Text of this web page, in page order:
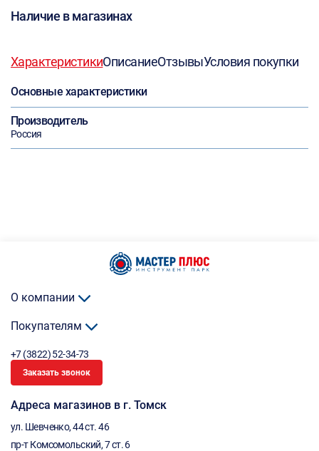
Наличие в магазинах
ХарактеристикиОписаниеОтзывыУсловия покупки
Основные характеристики
Производитель
Россия
О компании
Покупателям
+7 (3822) 52-34-73
Заказать звонок
Адреса магазинов в г. Томск
ул. Шевченко, 44 ст. 46
пр-т Комсомольский, 7 ст. 6